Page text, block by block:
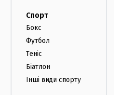
Спорт
Бокс
Футбол
Теніс
Біатлон
Інші види спорту